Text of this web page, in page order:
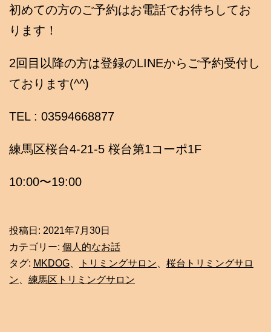
初めての方のご予約はお電話でお待ちしてお
ります！
2回目以降の方は登録のLINEからご予約受付し
ております(^^)
TEL : 03594668877
練馬区桜台4-21-5 桜台第1コーポ1F
10:00〜19:00
投稿日: 2021年7月30日
カテゴリー: 個人的なお話
タグ: MKDOG トリミングサロン
桜台トリミングサロ
ン
練馬区トリミングサロン